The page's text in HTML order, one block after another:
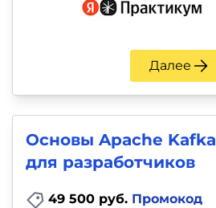
Далее
Основы Apache Kafka
для разработчиков
49 500 руб. Промокод